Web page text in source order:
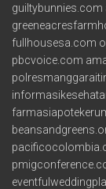
guiltybunnies.com
fullhousesa.com
pbcvoice.com